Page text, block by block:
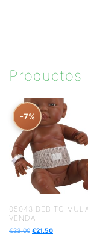
Productos
-7%
05043 BEBITO
VENDA
€23.00 €21.50